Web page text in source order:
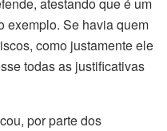
atestando que é um
exemplo. Se havia quem
como justamente ele
todas as justificativas
por parte dos